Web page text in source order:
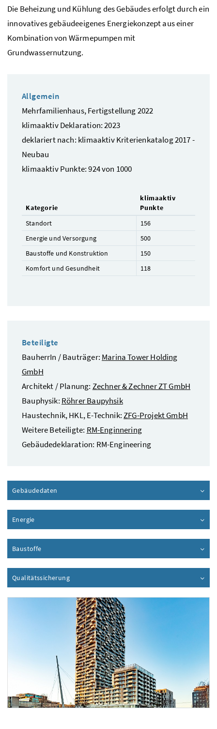
Die Beheizung und Kühlung des Gebäudes erfolgt durch ein
innovatives gebäudeeigenes Energiekonzept aus einer
Kombination von Wärmepumpen mit
Grundwassernutzung.
Allgemein
Mehrfamilienhaus, Fertigstellung 2022
klimaaktiv Deklaration: 2023
deklariert nach: klimaaktiv Kriterienkatalog 2017 -
Neubau
klimaaktiv Punkte: 924 von 1000
Kategorie
klimaaktiv
Punkte
Standort
156
Energie und Versorgung
500
Baustoffe und Konstruktion
150
Komfort und Gesundheit
118
Beteiligte
BauherrIn / Bauträger: Marina Tower Holding
GmbH
Architekt / Planung: Zechner & Zechner ZT GmbH
Bauphysik: Röhrer Baupyhsik
Haustechnik, HKL, E-Technik:ZFG-Projekt GmbH
Weitere Beteiligte: RM-Enginnering
Gebäudedeklaration: RM-Engineering
Gebäudedaten
Energie
Baustoffe
QualitätssicherungInhalt aufklappen